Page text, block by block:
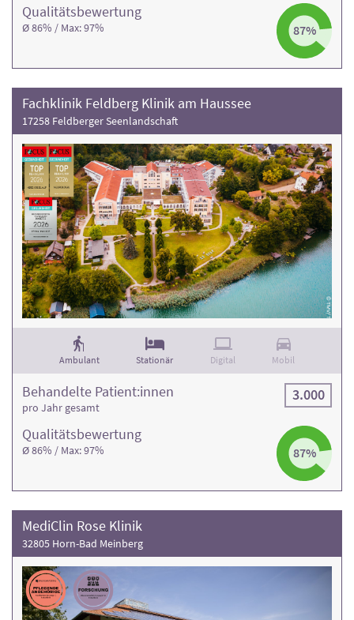
Qualitäts­bewertung
Ø 86% / Max: 97% 87%
Fachklinik Feldberg Klinik am Haussee
17258 Feldberger Seenlandschaft
Ambulant Stationär Digital Mobil
Qualitäts­bewertung
Ø 86% / Max: 97% 87%
Behandelte Patient:innen
pro Jahr gesamt
3.000
MediClin Rose Klinik
32805 Horn-Bad Meinberg